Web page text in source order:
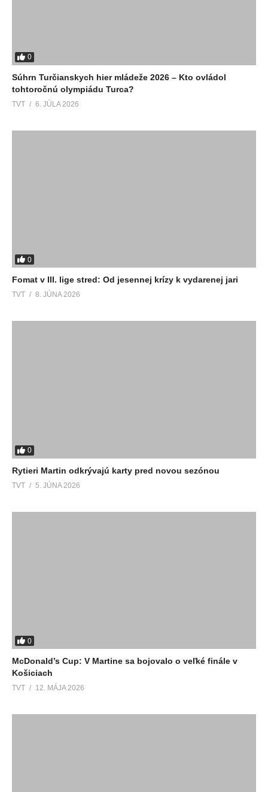
0
Súhrn Turčianskych hier mládeže 2026 – Kto ovládol
tohtoročnú olympiádu Turca?
TVT 6. JÚLA 2026
0
Fomat v III. lige stred: Od jesennej krízy k vydarenej jari
TVT 8. JÚNA 2026
0
Rytieri Martin odkrývajú karty pred novou sezónou
TVT 5. JÚNA 2026
0
McDonald’s Cup: V Martine sa bojovalo o veľké finále v
Košiciach
TVT 12. MÁJA 2026